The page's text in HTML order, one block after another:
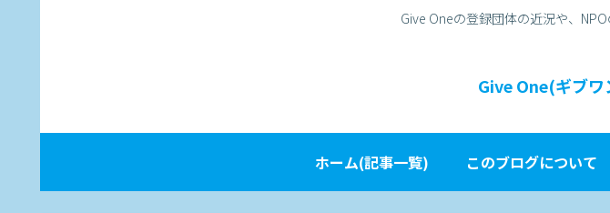
Give Oneの登録団体の近況や、
Give One(ギブ
ホーム(記事一覧) このブログについて